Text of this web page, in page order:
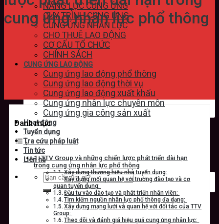
NĂNG LỰC CUNG ỨNG
QUY TRÌNH CUNG ỨNG
CUNG ỨNG NHÂN LỰC
CHO THUÊ LAO ĐỘNG
CƠ CẤU TỔ CHỨC
CHÍNH SÁCH
CUNG ỨNG LAO ĐỘNG
Cung ứng lao động phổ thông
Cung ứng lao động thời vụ
Cung ứng lao động xuất khẩu
Cung ứng nhân lực chuyên môn
Cung ứng gia công sản xuất
Hoạt động
Tuyển dụng
Tra cứu pháp luật
Tin tức
Liên hệ
cung ứng nhân lực phổ thông
Danh mục
TTV Group và những chiến lược phát triển dài hạn
trong cung ứng nhân lực phổ thông
Xây dựng thương hiệu nhà tuyển dụng:
Xây dựng mối quan hệ với trường đào tạo và cơ
quan tuyển dụng:
Đầu tư vào đào tạo và phát triển nhân viên:
Tìm kiếm nguồn nhân lực phổ thông đa dạng:
Xây dựng mạng lưới và quan hệ với đối tác của TTV
Group:
Theo dõi và đánh giá hiệu quả cung ứng nhân lực: